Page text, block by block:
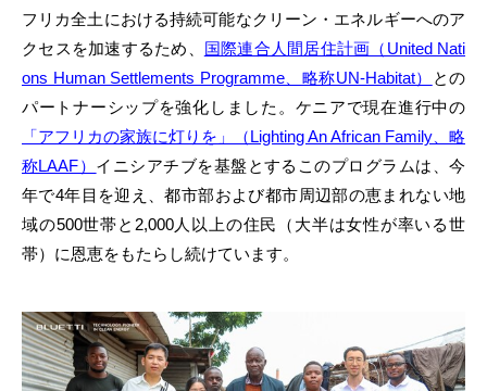
フリカ全土における持続可能なクリーン・エネルギーへのア
クセスを加速するため、 国際連合人間居住計画（United Nati
ons Human Settlements Programme、略称UN-Habitat）
との
パートナーシップを強化しました。ケニアで現在進行中の
「アフリカの家族に灯りを」（Lighting An African Family、略
称LAAF） イニシアチブを基盤とするこのプログラムは、今
年で4年目を迎え、都市部および都市周辺部の恵まれない地
域の500世帯と2,000人以上の住民（大半は女性が率いる世
帯）に恩恵をもたらし続けています。